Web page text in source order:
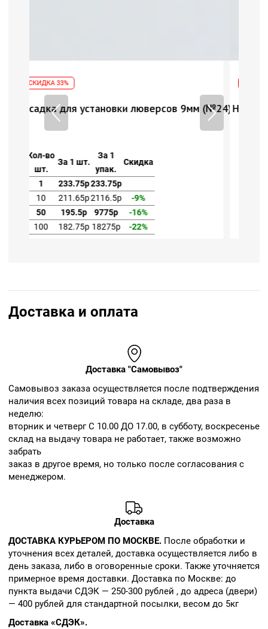
9мм (№24)Насадка для установки люверсов 9мм
Кол-во
шт.
За 1 шт.
1 233.75р
10
211.65р2116.5р
50
195.5р 9775р
100
182.75р 18275р
Доставка и оплата
Доставка "Самовывоз"
Cамовывоз заказа осуществляется после подтверждения
наличия всех позиций товара на складе, два раза в
неделю:
вторник и четверг С 10.00 ДО 17.00, в субботу, воскресенье
склад на выдачу товара не работает, также возможно
забрать
заказ в другое время, но только после согласования с
менеджером.
Доставка
ДОСТАВКА КУРЬЕРОМ ПО МОСКВЕ. После обработки и
уточнения всех деталей, доставка осуществляется либо в
день заказа, либо в оговоренные сроки. Также уточняется
примерное время доставки. Доставка по Москве: до
пункта выдачи СДЭК — 250-300 рублей , до адреса (двери)
— 400 рублей для стандартной посылки, весом до 5кг
Доставка «СДЭК».